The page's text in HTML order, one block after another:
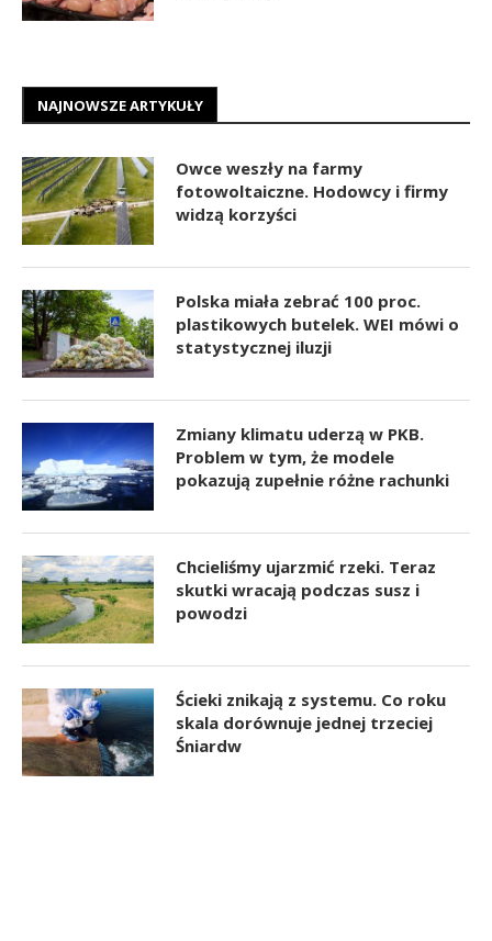
NAJNOWSZE ARTYKUŁY
Owce weszły na farmy
fotowoltaiczne. Hodowcy i firmy
widzą korzyści
Polska miała zebrać 100 proc.
plastikowych butelek. WEI mówi o
statystycznej iluzji
Zmiany klimatu uderzą w PKB.
Problem w tym, że modele
pokazują zupełnie różne rachunki
Chcieliśmy ujarzmić rzeki. Teraz
skutki wracają podczas susz i
powodzi
Ścieki znikają z systemu. Co roku
skala dorównuje jednej trzeciej
Śniardw